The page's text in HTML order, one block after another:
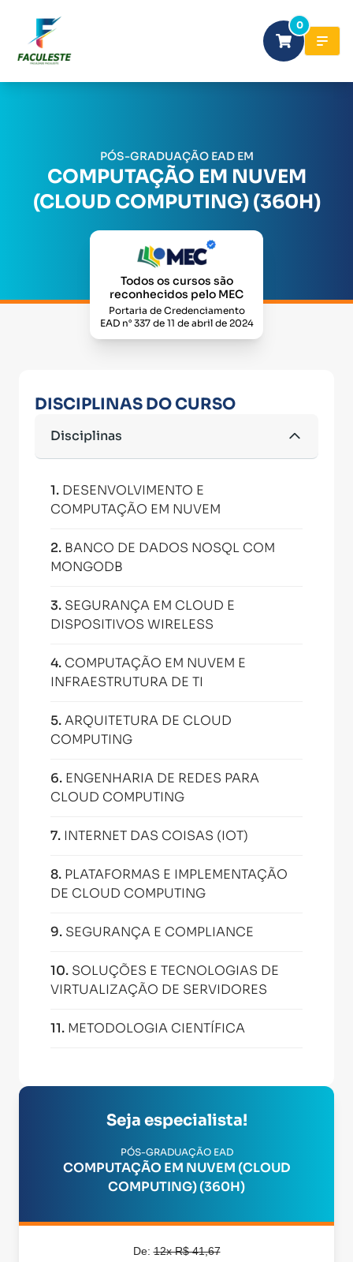
0
PÓS-GRADUAÇÃO EAD EM
COMPUTAÇÃO EM NUVEM
(CLOUD COMPUTING) (360H)
Todos os cursos são
reconhecidos pelo MEC
Portaria de Credenciamento
EAD n° 337 de 11 de abril de 2024
DISCIPLINAS DO CURSO
Disciplinas
1. DESENVOLVIMENTO E
COMPUTAÇÃO EM NUVEM
2. BANCO DE DADOS NOSQL COM
MONGODB
3. SEGURANÇA EM CLOUD E
DISPOSITIVOS WIRELESS
4. COMPUTAÇÃO EM NUVEM E
INFRAESTRUTURA DE TI
5.ARQUITETURA DE CLOUD
COMPUTING
6. ENGENHARIA DE REDES PARA
CLOUD COMPUTING
7. INTERNET DAS COISAS (IOT)
8. PLATAFORMAS E IMPLEMENTAÇÃO
DE CLOUD COMPUTING
9. SEGURANÇA E COMPLIANCE
10. SOLUÇÕES E TECNOLOGIAS DE
VIRTUALIZAÇÃO DE SERVIDORES
11. METODOLOGIA CIENTÍFICA
Seja especialista!
PÓS-GRADUAÇÃO EAD
COMPUTAÇÃO EM NUVEM (CLOUD
COMPUTING) (360H)
De:12x R$ 41,67